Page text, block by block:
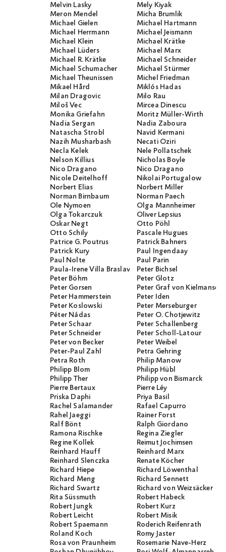
Melvin Lasky
Mely Kiyak
Meron Mendel
Micha Brumlik
Michael Gielen
Michael Hartmann
Michael Herrmann
Michael Jeismann
Michael Klein
Michael Krätke
Michael Lüders
Michael Marx
Michael R. Krätke
Michael Schneider
Michael Schumacher
Michael Stürmer
Michael Theunissen
Michel Friedman
Mikael Hård
Miklós Hadas
Milan Dragovic
Milo Rau
Miloš Vec
Mircea Dinescu
Monika Griefahn
Moritz Müller-Wirth
Nadia Sergan
Nadia Zaboura
Natascha Strobl
Navid Kermani
Nazih Musharbash
Necati Öziri
Necla Kelek
Nele Pollatschek
Nelson Killius
Nicholas Boyle
Nico Dragano
Nico Dragano
Nicole Deitelhoff
Nikolai Portugalow
Norbert Elias
Norbert Miller
Norman Birnbaum
Norman Paech
Ole Nymoen
Olga Mannheimer
Olga Tokarczuk
Oliver Lepsius
Oskar Negt
Otto Pöhl
Otto Schily
Pascale Hugues
Patrice G. Poutrus
Patrick Bahners
Patrick Kury
Paul Ingendaay
Paul Nolte
Paul Parin
Paula-Irene Villa BraslavskyPeter Bichsel
Peter Böhm
Peter Glotz
Peter Gorsen
Peter Graf von
Peter Hammerstein
Peter Iden
Peter Koslowski
Peter Merseburger
Péter Nádas
Peter O. Chotjewitz
Peter Schaar
Peter Schallenberg
Peter Schneider
Peter Scholl-Latour
Peter von Becker
Peter Weibel
Peter-Paul Zahl
Petra Gehring
Petra Roth
Philip Manow
Philipp Blom
Philipp Hübl
Philipp Ther
Philipp von Bismarck
Pierre Bertaux
Pierre Léy
Priska Daphi
Priya Basil
Rachel Salamander
Rafael Capurro
Rahel Jaeggi
Rainer Forst
Ralf Bönt
Ralph Giordano
Ramona Rischke
Regina Ziegler
Regine Kollek
Reimut Jochimsen
Reinhard Hauff
Reinhard Marx
Reinhard Slenczka
Renate Köcher
Richard Hiepe
Richard Löwenthal
Richard Meng
Richard Sennett
Richard Swartz
Richard von Weizsäcker
Rita Süssmuth
Robert Habeck
Robert Jungk
Robert Kurz
Robert Leicht
Robert Misik
Robert Spaemann
Roderich Reifenrath
Roland Koch
Romy Jaster
Rosa von Praunheim
Rosemarie Nave-Herz